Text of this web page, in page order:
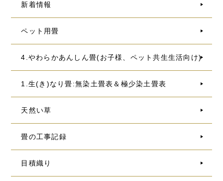
新着情報
ペット用畳
4.やわらかあんしん畳(お子様、ペット共生生活向け)
1.生(き)なり畳:無染土畳表＆極少染土畳表
天然い草
畳の工事記録
目積織り